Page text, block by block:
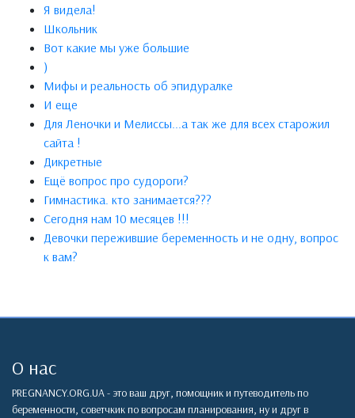
Я видела!
Школьник
Вот какие мы уже большие
)
Мифы и реальность об эпидуралке
И еще
Для Леночки и Мелиссы...а так же для всех старожил
сайта !
Дикретные
Ещё вопрос про судороги?
Гимнастика. кто занимается???
Сегодня нам 10 месяцев !!!
Девочки пережившие беременность и не одну, вопрос
к вам?
О нас
PREGNANCY.ORG.UA - это ваш друг, помощник и путеводитель по
беременности, советчкик по вопросам планирования, ну и друг в